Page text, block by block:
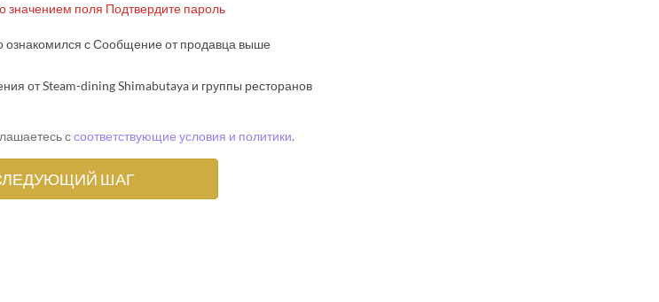
значением поля Подтвердите пароль
ознакомился с Сообщение от продавца выше
от Steam-dining Shimabutaya и группы ресторанов
ссоответствующие условия и политики.